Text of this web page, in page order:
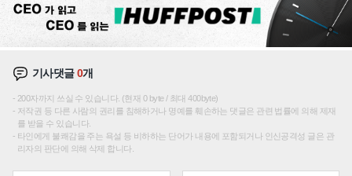
기사댓글0개
200자까지 쓰실 수 있습니다. (현재 0 byte / 최대 400byte)
저작권 등 다른 사람의 권리를 침해하거나 명예를 훼손하는 댓글은 관련 법률에 의해 제재
를 받을 수 있습니다.
타인에게 불쾌감을 주는 욕설 등 비하하는 단어가 내용에 포함되거나 인신공격성 글은 관
리자의 판단에 의해 삭제 합니다.